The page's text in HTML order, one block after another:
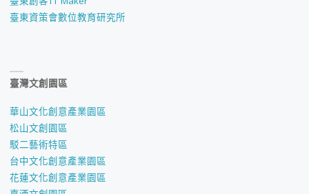
第
臺東資策會數位教育研究所
臺灣文創園區
華山文化創意產業園區
松山文創園區
駁二藝術特區
台中文化創意產業園區
花蓮文化創意產業園區